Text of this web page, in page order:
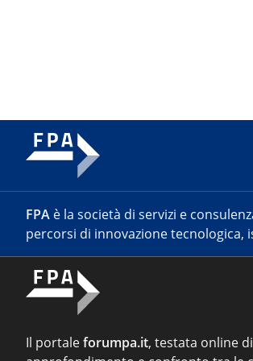
FPA è la società di servizi e
percorsi di innovazione tecnologica,
Il portaleforumpa.it, testata online di